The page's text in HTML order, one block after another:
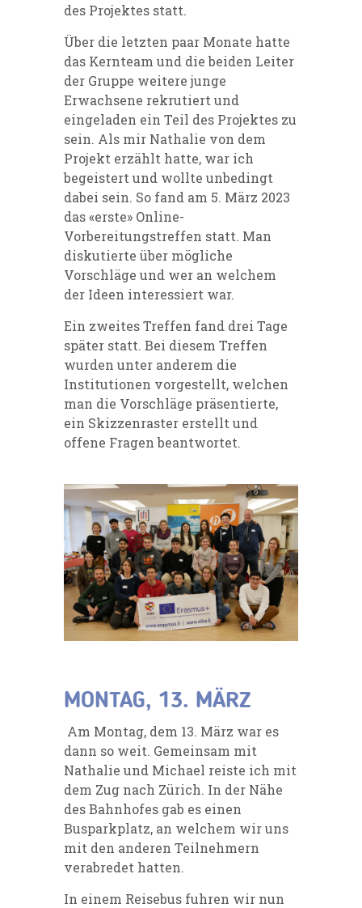
des Projektes statt.
Über die letzten paar Monate hatte
das Kernteam und die beiden Leiter
der Gruppe weitere junge
Erwachsene rekrutiert und
eingeladen ein Teil des Projektes zu
sein. Als mir Nathalie von dem
Projekt erzählt hatte, war ich
begeistert und wollte unbedingt
dabei sein. So fand am 5. März 2023
das «erste» Online-
Vorbereitungstreffen statt. Man
diskutierte über mögliche
Vorschläge und wer an welchem
der Ideen interessiert war.
Ein zweites Treffen fand drei Tage
später statt. Bei diesem Treffen
wurden unter anderem die
Institutionen vorgestellt, welchen
man die Vorschläge präsentierte,
ein Skizzenraster erstellt und
offene Fragen beantwortet.
MONTAG, 13. MÄRZ
Am Montag, dem 13. März war es
dann so weit. Gemeinsam mit
Nathalie und Michael reiste ich mit
dem Zug nach Zürich. In der Nähe
des Bahnhofes gab es einen
Busparkplatz, an welchem wir uns
mit den anderen Teilnehmern
verabredet hatten.
In einem Reisebus fuhren wir nun